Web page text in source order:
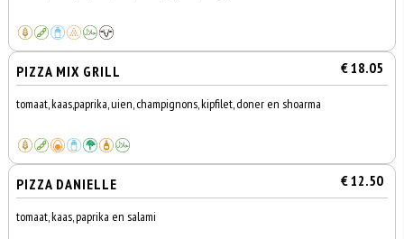
PIZZA MIX GRILL € 18.05
tomaat, kaas,paprika, uien, champignons, kipfilet, doner en shoarma
PIZZA DANIELLE € 12.50
tomaat, kaas, paprika en salami